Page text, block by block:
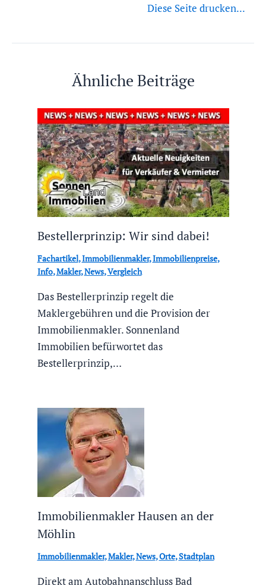
Diese Seite drucken...
Ähnliche Beiträge
Bestellerprinzip: Wir sind dabei!
Fachartikel,Immobilienmakler,Immobilienpreise,
Info,Makler,News,Vergleich
Das Bestellerprinzip regelt die
Maklergebühren und die Provision der
Immobilienmakler. Sonnenland
Immobilien befürwortet das
Bestellerprinzip,…
Immobilienmakler Hausen an der
Möhlin
Immobilienmakler,Makler,News,Orte,Stadtplan
Direkt am Autobahnanschluss Bad